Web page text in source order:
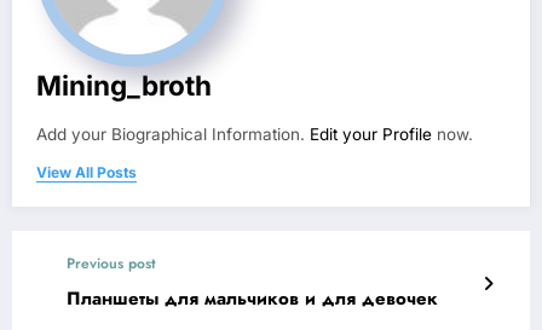
Mining_broth
Add your Biographical Information. Edit your Profile now.
View All Posts
Previous post
Планшеты для мальчиков и для девочек